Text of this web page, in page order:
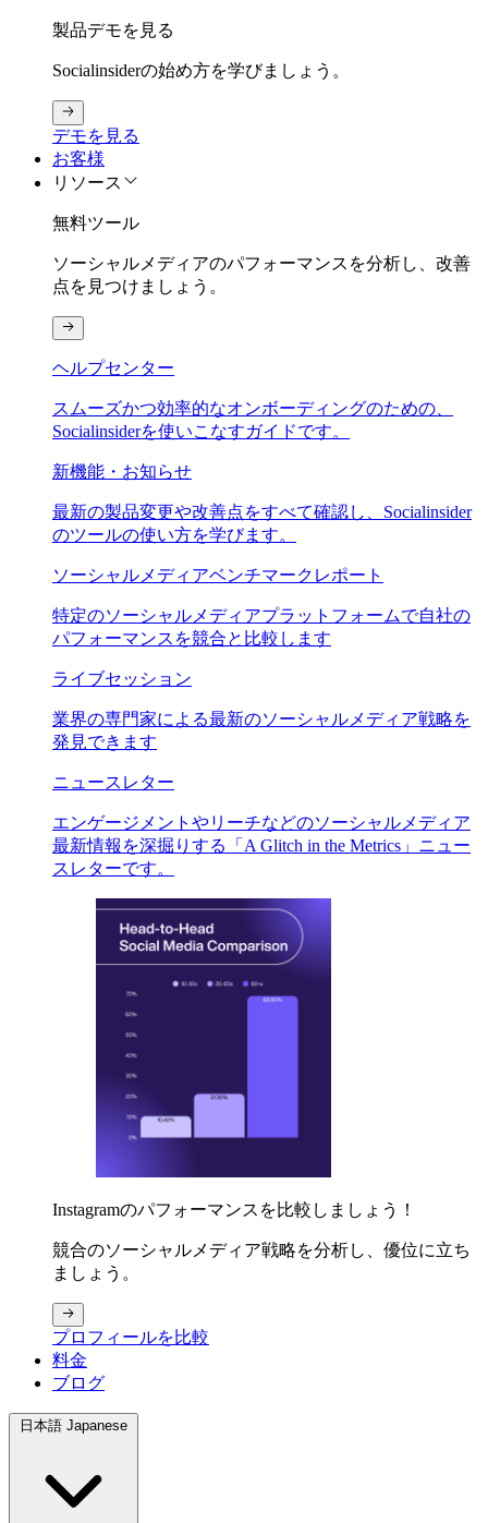
製品デモを見る
Socialinsiderの始め方を学びましょう。
デモを見る
お客様
リソース
無料ツール
ソーシャルメディアのパフォーマンスを分析し、改善
点を見つけましょう。
ヘルプセンター
スムーズかつ効率的なオンボーディングのための、
Socialinsiderを使いこなすガイドです。
新機能・お知らせ
最新の製品変更や改善点をすべて確認し、Socialinsider
のツールの使い方を学びます。
ソーシャルメディアベンチマークレポート
特定のソーシャルメディアプラットフォームで自社の
パフォーマンスを競合と比較します
ライブセッション
業界の専門家による最新のソーシャルメディア戦略を
発見できます
ニュースレター
エンゲージメントやリーチなどのソーシャルメディア
最新情報を深掘りする「A Glitch in the Metrics」ニュー
スレターです。
Instagramのパフォーマンスを比較しましょう！
競合のソーシャルメディア戦略を分析し、優位に立ち
ましょう。
プロフィールを比較
料金
ブログ